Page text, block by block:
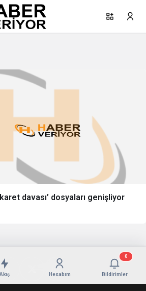
davası’ dosyaları genişliyor
Akış Hesabım Bildirimler
0